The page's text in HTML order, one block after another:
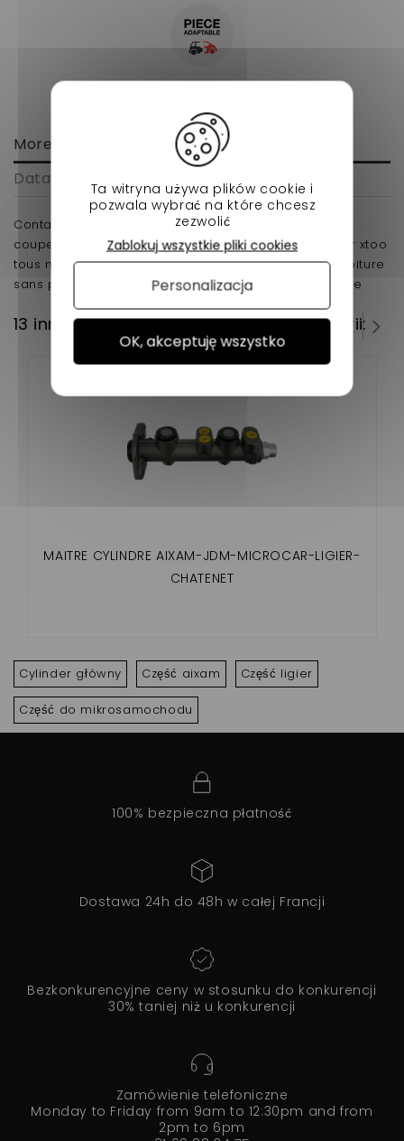
More info
Data sheet
Contacteur de Stop Aixam city, crossline, crossover,
coupe, gto (gamme impulsion,vision,sensation) Ligier xtoo
tous modèles, ixo, js 50, Microcar MGO 3 et 4 pour voiture
sans permis qui se situe sur le pédalier en adaptable
13 innych produktów w tej samej kategorii:
MAITRE CYLINDRE AIXAM-JDM-MICROCAR-LIGIER-
CHATENET
Cylinder główny Część aixam Część ligier
Część do mikrosamochodu
100% bezpieczna płatność
Dostawa 24h do 48h w całej Francji
Bezkonkurencyjne ceny w stosunku do konkurencji
30% taniej niż u konkurencji
Zamówienie telefoniczne
Monday to Friday from 9am to 12:30pm and from
2pm to 6pm
Ta witryna używa plików cookie i
pozwala wybrać na które chcesz
zezwolić
OK, akceptuję wszystko
Zablokuj wszystkie pliki cookies
Personalizacja